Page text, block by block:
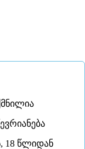
18 წლიდან